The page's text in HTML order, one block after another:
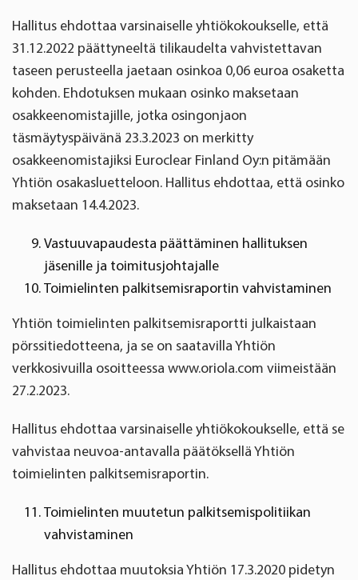
Hallitus ehdottaa varsinaiselle yhtiökokoukselle, että
31.12.2022 päättyneeltä tilikaudelta vahvistettavan
taseen perusteella jaetaan osinkoa 0,06 euroa osaketta
kohden. Ehdotuksen mukaan osinko maksetaan
osakkeenomistajille, jotka osingonjaon
täsmäytyspäivänä 23.3.2023 on merkitty
osakkeenomistajiksi Euroclear Finland Oy:n pitämään
Yhtiön osakasluetteloon. Hallitus ehdottaa, että osinko
maksetaan 14.4.2023.
Vastuuvapaudesta päättäminen hallituksen
jäsenille ja toimitusjohtajalle
Toimielinten palkitsemisraportin vahvistaminen
Yhtiön toimielinten palkitsemisraportti julkaistaan
pörssitiedotteena, ja se on saatavilla Yhtiön
verkkosivuilla osoitteessa www.oriola.com viimeistään
27.2.2023.
Hallitus ehdottaa varsinaiselle yhtiökokoukselle, että se
vahvistaa neuvoa-antavalla päätöksellä Yhtiön
toimielinten palkitsemisraportin.
Toimielinten muutetun palkitsemispolitiikan
vahvistaminen
Hallitus ehdottaa muutoksia Yhtiön 17.3.2020 pidetyn